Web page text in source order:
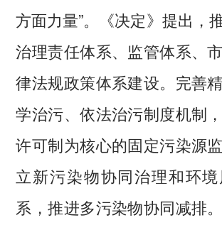
方面力量”。《决定》提出，
治理责任体系、监管体系、
律法规政策体系建设。完善
学治污、依法治污制度机制
许可制为核心的固定污染源
立新污染物协同治理和环
系，推进多污染物协同减排